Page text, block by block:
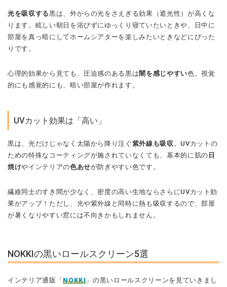
光を吸収する黒は、外からの光をさえぎる効果（遮光性）が高くな
ります。眩しい朝日を浴びずにゆっくり寝ていたいときや、日中に
部屋を真っ暗にしてホームシアターを楽しみたいときなどにぴった
りです。
心理的効果から見ても、圧迫感のある黒は闇を感じやすい色。視覚
的にも感覚的にも、暗い部屋が作れます。
UVカット効果は「高い」
黒は、光だけじゃなく太陽から降り注ぐ紫外線も吸収。UVカットの
ための特殊なコーティングが施されていなくても、基本的に肌の 日
焼けやインテリアの色あせが防ぎやすい色です。
繊維同士のすき間が少なく、密度の高い生地ならさらにUVカット効
果がアップ！ただし、光や紫外線と同時に熱も吸収するので、部屋
が暑くなりやすい窓には不向きかもしれません。
NOKKIの黒いロールスクリーン5選
インテリア通販「NOKKI 」の黒いロールスクリーンを見ていきまし